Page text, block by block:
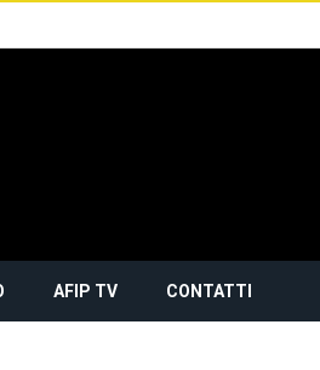
AFIP TV CONTATTI